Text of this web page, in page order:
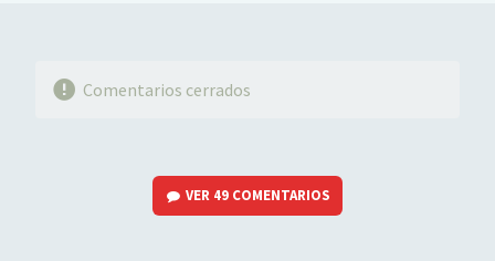
Comentarios cerrados
VER 49 COMENTARIOS